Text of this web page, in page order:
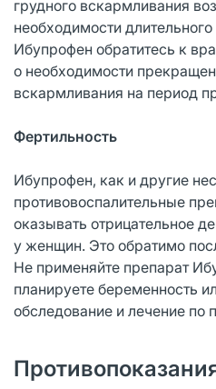
грудного вскармливания
необходимости
Ибупрофен обратитесь к
о необходимости
вскармливания на период
Фертильность
Ибупрофен, как и другие
противовоспалительные
оказывать отрицательное
у женщин. Это обратимо
Не применяйте препарат
планируете беременность
обследование и лечение по